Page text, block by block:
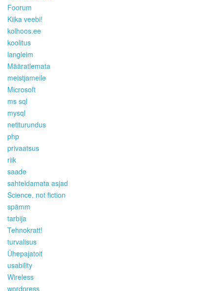
Foorum
Kiika veebi!
kolhoos.ee
koolitus
langleim
Määratlemata
meistjameile
Microsoft
ms sql
mysql
netiturundus
php
privaatsus
riik
saade
sahteldamata asjad
Science, not fiction
spämm
tarbija
Tehnokratt!
turvalisus
Ühepajatoit
usability
Wireless
wordpress